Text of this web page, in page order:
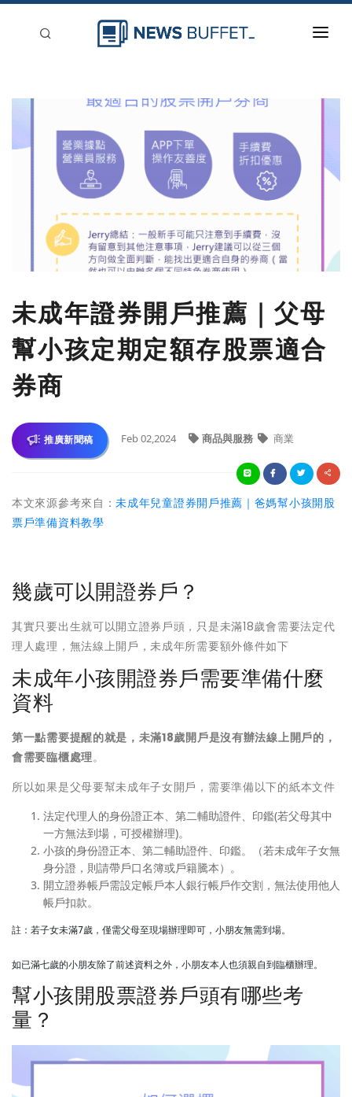
登入
刊登
未成年證券開戶推薦｜父母
幫小孩定期定額存股票適合
券商
推廣新聞稿 Feb 02,2024 商品與服務 商業
本文來源參考來自：未成年兒童證券開戶推薦｜爸媽幫小孩開股
票戶準備資料教學
幾歲可以開證券戶？
其實只要出生就可以開立證券戶頭，只是未滿18歲會需要法定代
理人處理，無法線上開戶，未成年所需要額外條件如下
未成年小孩開證券戶需要準備什麼
資料
第一點需要提醒的就是，未滿18歲開戶是沒有辦法線上開戶的，
會需要臨櫃處理。
所以如果是父母要幫未成年子女開戶，需要準備以下的紙本文件
法定代理人的身份證正本、第二輔助證件、印鑑(若父母其中
一方無法到場，可授權辦理)。
小孩的身份證正本、第二輔助證件、印鑑。（若未成年子女無
身分證，則請帶戶口名簿或戶籍騰本）。
開立證券帳戶需設定帳戶本人銀行帳戶作交割，無法使用他人
帳戶扣款。
註：若子女未滿7歲，僅需父母至現場辦理即可，小朋友無需到場。
如已滿七歲的小朋友除了前述資料之外，小朋友本人也須親自到臨櫃辦理。
幫小孩開股票證券戶頭有哪些考
量？